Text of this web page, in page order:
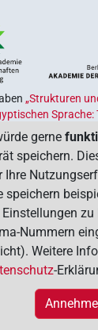
„Strukturen
Sprache:
des von Bund
, das der
kulturellen
Union der
gerne
speichern.
Ihre
speichern
Nummern
Weitere
-